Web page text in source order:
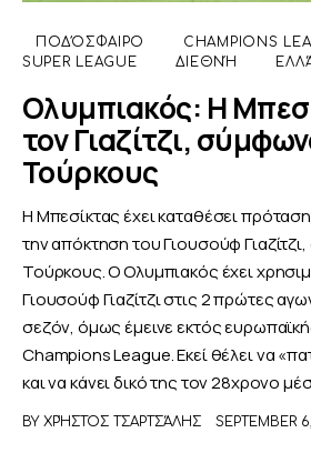
ΠΟΔΌΣΦΑΙΡΟ CHAMPIONS
SUPER LEAGUE
ΔΙΕΘΝΉ
Ολυμπιακός: Η
τον Γιαζίτζι,
Τούρκους
Η Μπεσίκτας έχει καταθέσει
την απόκτηση του Γιουσούφ
Τούρκους. Ο Ολυμπιακός έχει
Γιουσούφ Γιαζίτζι στις 2 πρώτες
σεζόν, όμως έμεινε εκτός
Champions League. Εκεί θέλει να
και να κάνει δικό της τον 28χρονο
BY ΧΡΉΣΤΟΣ ΤΣΑΡΤΣΆΛΗΣ SEPTEMBER